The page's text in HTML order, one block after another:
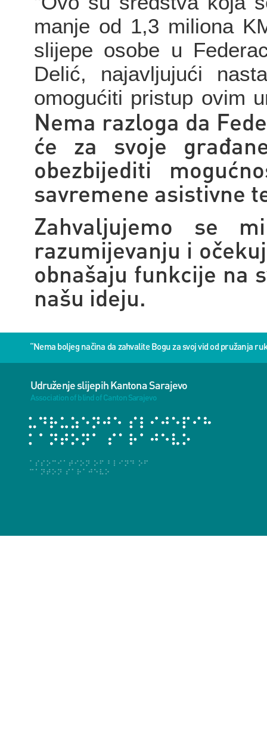
manje od 1,3 miliona
slijepe osobe u
Delić, najavljujući
omogućiti pristup ovim
Nema razloga da
će za svoje
obezbijediti
savremene asistivne
Zahvaljujemo se
razumijevanju i
obnašaju funkcije na
našu ideju.
“Nema boljeg načina da zahvalite Bogu za svoj vid od pružanja
Udruženje slijepih Kantona Sarajevo
Association of blind of Canton Sarajevo